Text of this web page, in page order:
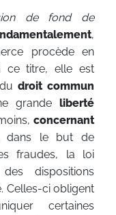
de fond de
,
procède en
ce titre, elle est
dudroit commun
grandeliberté
concernant
dans le but de
fraudes, la loi
des dispositions
Celles-ci obligent
certaines